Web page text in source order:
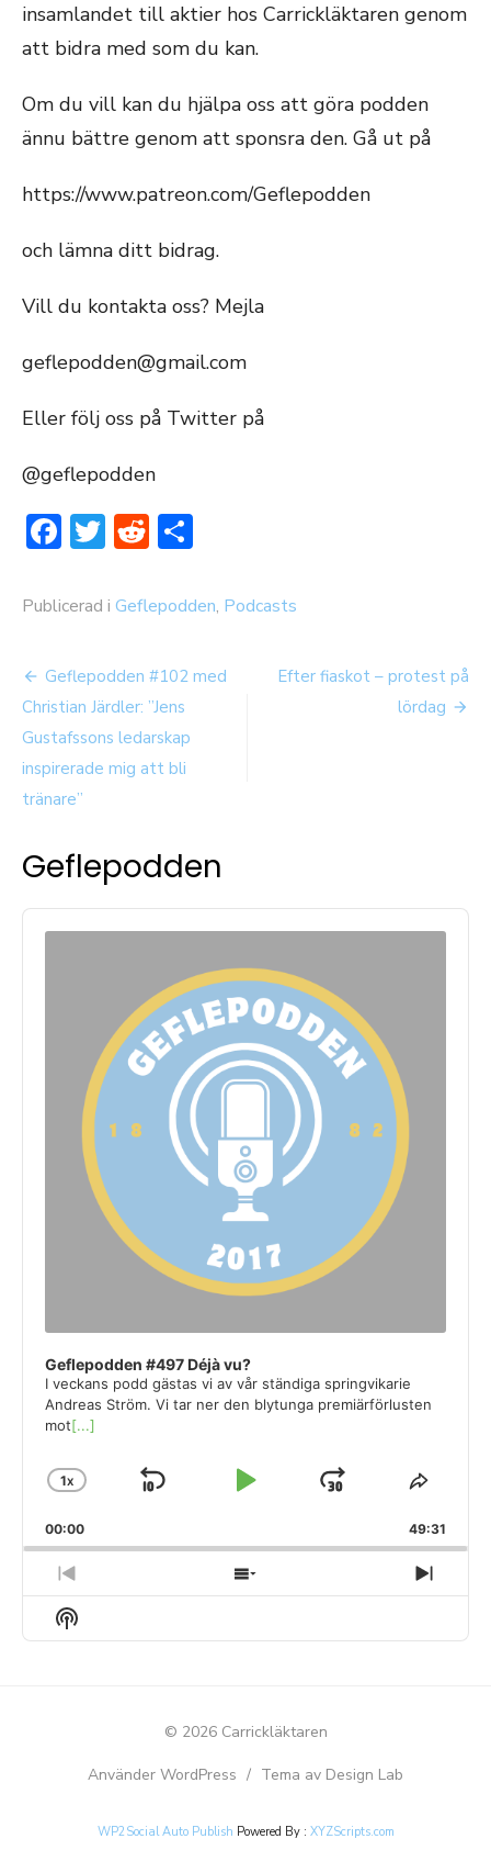
insamlandet till aktier hos Carrickläktaren genom
att bidra med som du kan.
Om du vill kan du hjälpa oss att göra podden
ännu bättre genom att sponsra den. Gå ut på
https://www.patreon.com/Geflepodden
och lämna ditt bidrag.
Vill du kontakta oss? Mejla
geflepodden@gmail.com
Eller följ oss på Twitter på
@geflepodden
Facebook
Twitter
Reddit
Publicerad i Geflepodden, Podcasts
Inläggsnavigering
Geflepodden #102 med
Christian Järdler: ”Jens
Gustafssons ledarskap
inspirerade mig att bli
tränare”
Efter fiaskot – protest på
lördag
Geflepodden
Audio
Player
Geflepodden #497 Déjà vu?
I veckans podd gästas vi av vår ständiga springvikarie
Andreas Ström. Vi tar ner den blytunga premiärförlusten
mot[...]
CHANGE
RATE
1X
SKIP
PLAY JUMP
FORWARD
SHARE
00:00 49:31
PREVIOUS
EPISODE
SHOW
EPISODES
NEXT
Show
Podcast
© 2026 Carrickläktaren
Använder WordPress / Tema av Design Lab
WP2Social Auto Publish Powered By : XYZScripts.com